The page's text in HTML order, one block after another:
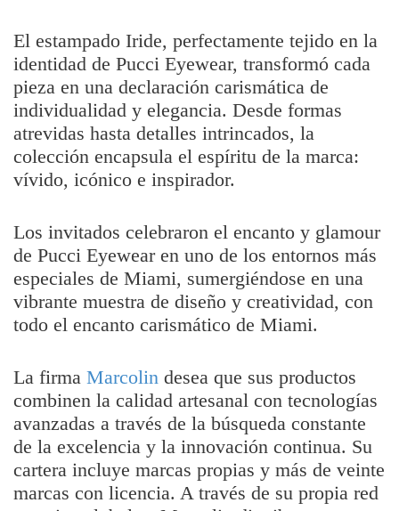
El estampado Iride, perfectamente tejido en la
identidad de Pucci Eyewear, transformó cada
pieza en una declaración carismática de
individualidad y elegancia. Desde formas
atrevidas hasta detalles intrincados, la
colección encapsula el espíritu de la marca:
vívido, icónico e inspirador.
Los invitados celebraron el encanto y glamour
de Pucci Eyewear en uno de los entornos más
especiales de Miami, sumergiéndose en una
vibrante muestra de diseño y creatividad, con
todo el encanto carismático de Miami.
La firma Marcolin desea que sus productos
combinen la calidad artesanal con tecnologías
avanzadas a través de la búsqueda constante
de la excelencia y la innovación continua. Su
cartera incluye marcas propias y más de veinte
marcas con licencia. A través de su propia red